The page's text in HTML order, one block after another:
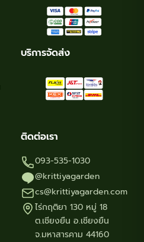
productบริการจัดส่ง
ติดต่อเรา
093-535-1030
@krittiyagarden
cs@krittiyagarden.com
ไร่กฤติยา 130 หมู่ 18
ต.เชียงยืน อ.เชียงยืน
จ.มหาสารคาม 44160